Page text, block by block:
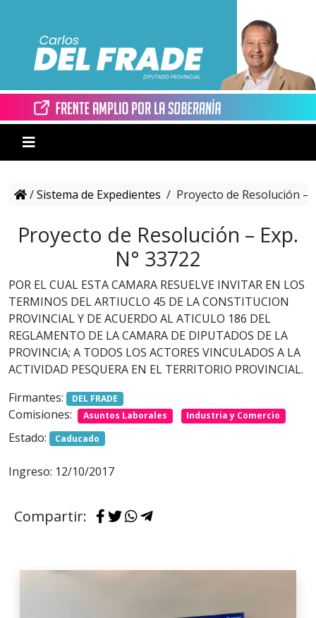
/Sistema de Expedientes / Proyecto de Resolución –
Proyecto de Resolución – Exp.
N° 33722
POR EL CUAL ESTA CAMARA RESUELVE INVITAR EN LOS
TERMINOS DEL ARTIUCLO 45 DE LA CONSTITUCION
PROVINCIAL Y DE ACUERDO AL ATICULO 186 DEL
REGLAMENTO DE LA CAMARA DE DIPUTADOS DE LA
PROVINCIA; A TODOS LOS ACTORES VINCULADOS A LA
ACTIVIDAD PESQUERA EN EL TERRITORIO PROVINCIAL.
Firmantes:
DEL FRADE
Comisiones: Asuntos Laborales Industria y Comercio
Estado: Caducado
Ingreso: 12/10/2017
Compartir: